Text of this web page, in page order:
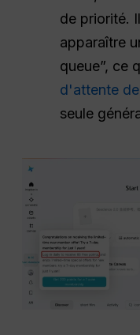
de priorité.
apparaître
queue”, ce
d'attente
seule